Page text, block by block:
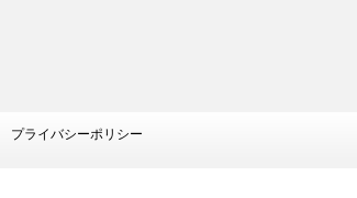
プライバシーポリシー